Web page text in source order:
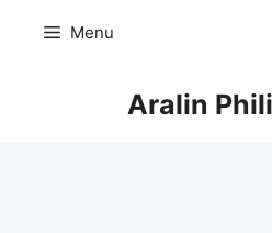
Menu
Aralin